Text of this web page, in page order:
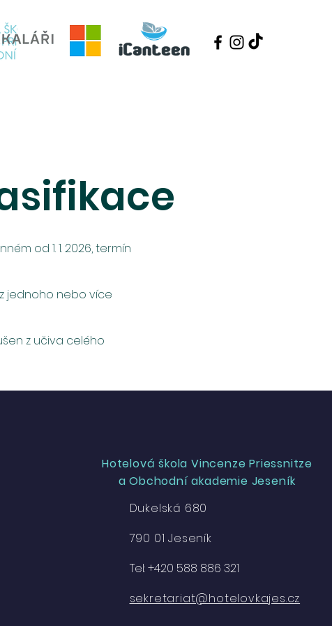
od 1. 1. 2026, termín
jednoho nebo více
z učiva celého
Hotelová škola Vincenze Priessnitze
a Obchodní akademie Jeseník
Dukelská 680
790 01 Jeseník
Tel: +420 588 886 321
sekretariat@hotelovkajes.cz